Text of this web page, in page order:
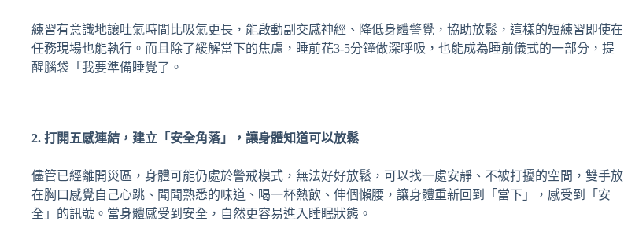
練習有意識地讓吐氣時間比吸氣更長，能啟動副交感神經、降低身體警覺，協助放鬆，這樣的短練習即使在
任務現場也能執行。而且除了緩解當下的焦慮，睡前花3-5分鐘做深呼吸，也能成為睡前儀式的一部分，提
醒腦袋「我要準備睡覺了。
2. 打開五感連結，建立「安全角落」，讓身體知道可以放鬆
儘管已經離開災區，身體可能仍處於警戒模式，無法好好放鬆，可以找一處安靜、不被打擾的空間，雙手放
在胸口感覺自己心跳、聞聞熟悉的味道、喝一杯熱飲、伸個懶腰，讓身體重新回到「當下」，感受到「安
全」的訊號。當身體感受到安全，自然更容易進入睡眠狀態。